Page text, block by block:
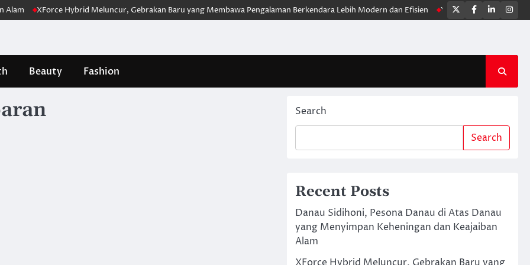
XForce Hybrid Meluncur, Gebrakan Baru yang Membawa Pengalaman Berkendara Lebih Modern dan Efisien Yamaha WR 155R, Motor Trail
Twitter
Facebook
LinkedIn
Beauty Fashion
Search
Search
Recent Posts
Danau Sidihoni, Pesona Danau di Atas Danau
yang Menyimpan Keheningan dan Keajaiban
Alam